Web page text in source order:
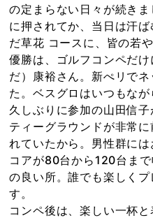
の定まらない日々が続き
に押されてか、当日は汗
だ草花 コースに、皆の若
優勝は、ゴルフコンペだ
だ）康裕さん。新ぺリで
た。ベスグロはいつもなが
久しぶりに参加の山田信
ティーグラウンドが非常
れていたから。男性群に
コアが80台から120台ま
の良い所。誰でも楽しく
す。
コンペ後は、楽しい一杯